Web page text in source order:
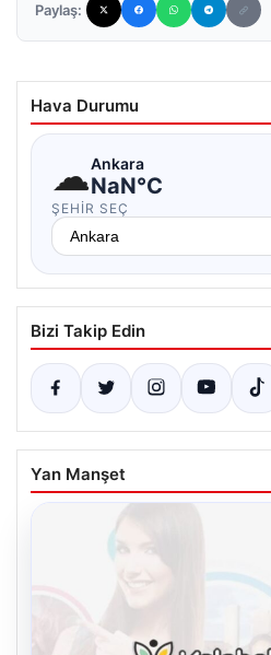
Paylaş:
Hava Durumu
☁Ankara
NaN°C
ŞEHIR SEÇ
Bizi Takip Edin
Yan Manşet